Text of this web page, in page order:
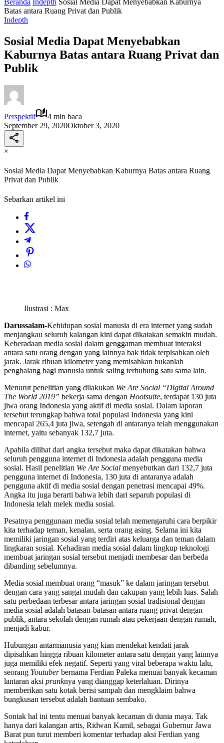
Beranda Indepth Sosial Media Dapat Menyebabkan Kaburnya
Batas antara Ruang Privat dan Publik
Indepth
Sosial Media Dapat Menyebabkan
Kaburnya Batas antara Ruang Privat dan
Publik
Perspektif
4 min baca
September 29, 2020Oktober 3, 2020
×
Sosial Media Dapat Menyebabkan Kaburnya Batas antara Ruang
Privat dan Publik
Sebarkan artikel ini
Ilustrasi : Max
Darussalam-Kehidupan sosial manusia di era internet yang sudah
menjangkau seluruh kalangan kini dapat dikatakan semakin mudah.
Keberadaan media sosial dalam genggaman membuat interaksi
antara satu orang dengan yang lainnya bak tidak terpisahkan oleh
jarak. Jarak ribuan kilometer yang memisahkan bukanlah
penghalang bagi manusia untuk saling terhubung satu sama lain.
Menurut penelitian yang dilakukan We Are Social “Digital Around
The World 2019” bekerja sama dengan Hootsuite, terdapat 130 juta
jiwa orang Indonesia yang aktif di media sosial. Dalam laporan
tersebut terungkap bahwa total populasi Indonesia yang kini
mencapai 265,4 juta jiwa, setengah di antaranya telah menggunakan
internet, yaitu sebanyak 132,7 juta.
Apabila dilihat dari angka tersebut maka dapat dikatakan bahwa
seluruh pengguna internet di Indonesia adalah pengguna media
sosial. Hasil penelitian We Are Social menyebutkan dari 132,7 juta
pengguna internet di Indonesia, 130 juta di antaranya adalah
pengguna aktif di media sosial dengan penetrasi mencapai 49%.
Angka itu juga berarti bahwa lebih dari separuh populasi di
Indonesia telah melek media sosial.
Pesatnya penggunaan media sosial telah memengaruhi cara berpikir
kita terhadap teman, kenalan, serta orang asing. Selama ini kita
memiliki jaringan sosial yang terdiri atas keluarga dan teman dalam
lingkaran sosial. Kehadiran media sosial dalam lingkup teknologi
membuat jaringan sosial tersebut menjadi membesar dan berbeda
dibanding sebelumnya.
Media sosial membuat orang “masuk” ke dalam jaringan tersebut
dengan cara yang sangat mudah dan cakupan yang lebih luas. Salah
satu perbedaan terbesar antara jaringan sosial tradisional dengan
media sosial adalah batasan-batasan antara ruang privat dengan
publik, antara sekolah dengan rumah atau pekerjaan dengan rumah,
menjadi kabur.
Hubungan antarmanusia yang kian mendekat kendati jarak
dipisahkan hingga ribuan kilometer antara satu dengan yang lainnya
juga memiliki efek negatif. Seperti yang viral beberapa waktu lalu,
seorang Youtuberbernama Ferdian Paleka menuai banyak kecaman
lantaran aksi pranknya yang dianggap keterlaluan. Dirinya
memberikan satu kotak berisi sampah dan mengklaim bahwa
bungkusan tersebut adalah bantuan sembako.
Sontak hal ini tentu menuai banyak kecaman di dunia maya. Tak
hanya dari kalangan artis, Ridwan Kamil, sebagai Gubernur Jawa
Barat pun turut memberi komentar terhadap aksi Ferdian yang